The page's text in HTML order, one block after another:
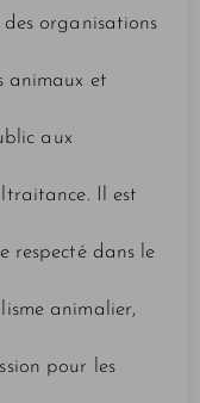
organisations
animaux et
aux
Il est
respecté dans le
animalier,
pour les